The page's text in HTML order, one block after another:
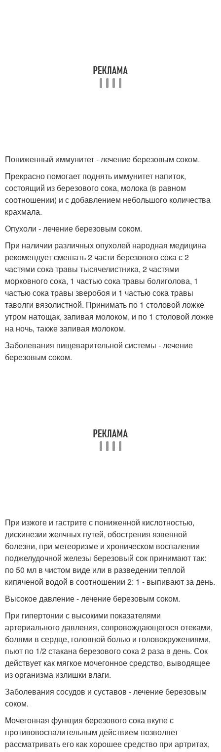
Пониженный иммунитет - лечение березовым соком.
Прекрасно помогает поднять иммунитет напиток,
состоящий из березового сока, молока (в равном
соотношении) и с добавлением небольшого количества
крахмала.
Опухоли - лечение березовым соком.
При наличии различных опухолей народная медицина
рекомендует смешать 2 части березового сока с 2
частями сока травы тысячелистника, 2 частями
морковного сока, 1 частью сока травы болиголова, 1
частью сока травы зверобоя и 1 частью сока травы
таволги вязолистной. Принимать по 1 столовой ложке
утром натощак, запивая молоком, и по 1 столовой ложке
на ночь, также запивая молоком.
Заболевания пищеварительной системы - лечение
березовым соком.
При изжоге и гастрите с пониженной кислотностью,
дискинезии желчных путей, обострения язвенной
болезни, при метеоризме и хроническом воспалении
поджелудочной железы березовый сок принимают так:
по 50 мл в чистом виде или в разведении теплой
кипяченой водой в соотношении 2: 1 - выпивают за день.
Высокое давление - лечение березовым соком.
При гипертонии с высокими показателями
артериального давления, сопровождающегося отеками,
болями в сердце, головной болью и головокружениями,
пьют по 1/2 стакана березового сока 2 раза в день. Сок
действует как мягкое мочегонное средство, выводящее
из организма излишки влаги.
Заболевания сосудов и суставов - лечение березовым
соком.
Мочегонная функция березового сока вкупе с
противовоспалительным действием позволяет
рассматривать его как хорошее средство при артритах,